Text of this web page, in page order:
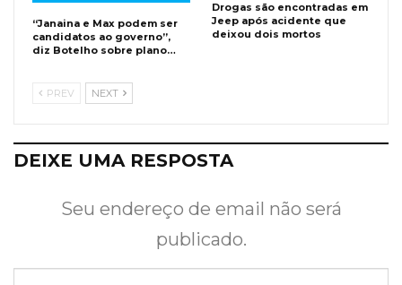
“Janaina e Max podem ser
candidatos ao governo”,
diz Botelho sobre plano…
Drogas são encontradas em
Jeep após acidente que
deixou dois mortos
PREV NEXT
DEIXE UMA RESPOSTA
Seu endereço de email não será
publicado.